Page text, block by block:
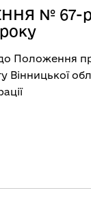
№ 67-р
Положення
Вінницької